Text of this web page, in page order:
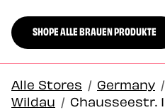
SHOPE ALLE BRAUEN PRODUKTE
Alle Stores / Germany /
Wildau / Chausseestr. 1